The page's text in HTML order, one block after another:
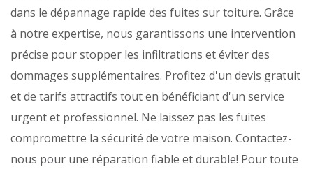
dans le dépannage rapide des fuites sur toiture. Grâce
à notre expertise, nous garantissons une intervention
précise pour stopper les infiltrations et éviter des
dommages supplémentaires. Profitez d'un devis gratuit
et de tarifs attractifs tout en bénéficiant d'un service
urgent et professionnel. Ne laissez pas les fuites
compromettre la sécurité de votre maison. Contactez-
nous pour une réparation fiable et durable! Pour toute